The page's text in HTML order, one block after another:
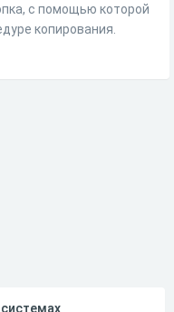
с помощью которой
копирования.